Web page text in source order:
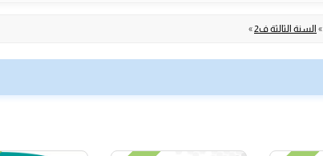
» السنة الثالثة ف2 »